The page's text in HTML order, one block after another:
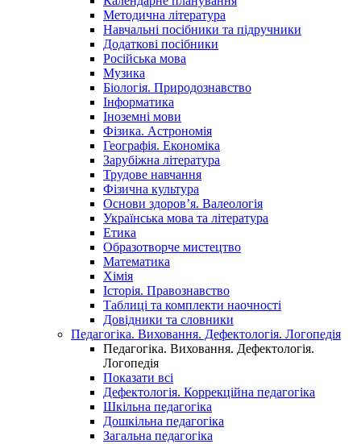
Методична література
Навчальні посібники та підручники
Додаткові посібники
Російська мова
Музика
Біологія. Природознавство
Інформатика
Іноземні мови
Фізика. Астрономія
Географія. Економіка
Зарубіжна література
Трудове навчання
Фізична культура
Основи здоров’я. Валеологія
Українська мова та література
Етика
Образотворче мистецтво
Математика
Хімія
Історія. Правознавство
Таблиці та комплекти наочності
Довідники та словники
Педагогіка. Виховання. Дефектологія. Логопедія
Педагогіка. Виховання. Дефектологія.
Логопедія
Показати всі
Дефектологія. Коррекційна педагогіка
Шкільна педагогіка
Дошкільна педагогіка
Загальна педагогіка